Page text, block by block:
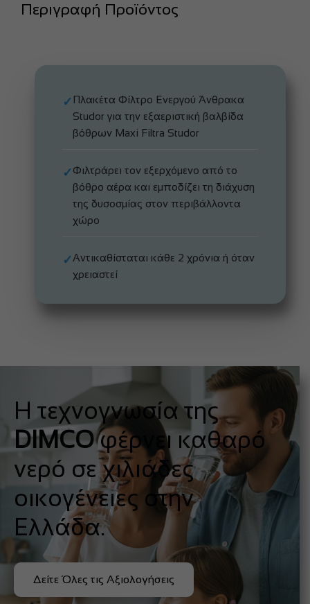
Περιγραφή Προϊόντος
✓ Πλακέτα Φίλτρο Ενεργού Άνθρακα
Studor για την εξαεριστική βαλβίδα
βόθρων Maxi Filtra Studor
✓Φιλτράρει τον εξερχόμενο από το
βόθρο αέρα και εμποδίζει τη διάχυση
της δυσοσμίας στον περιβάλλοντα
χώρο
✓Αντικαθίσταται κάθε 2 χρόνια ή όταν
χρειαστεί
Η τεχνογνωσία της
DIMCOφέρνει καθαρό
νερό σε χιλιάδες
οικογένειες στην
Ελλάδα.
Δείτε Όλες τις Αξιολογήσεις